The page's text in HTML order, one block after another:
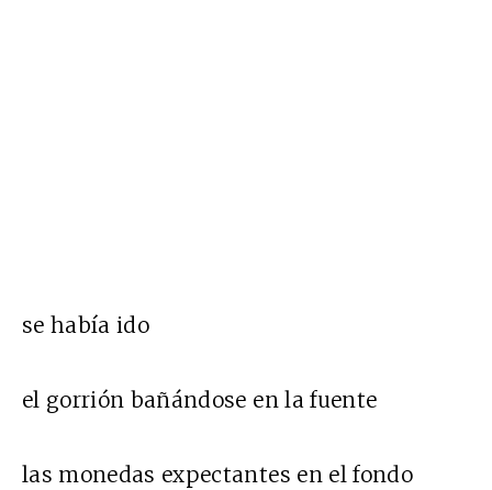
se había ido
el gorrión bañándose en la fuente
las monedas expectantes en el fondo